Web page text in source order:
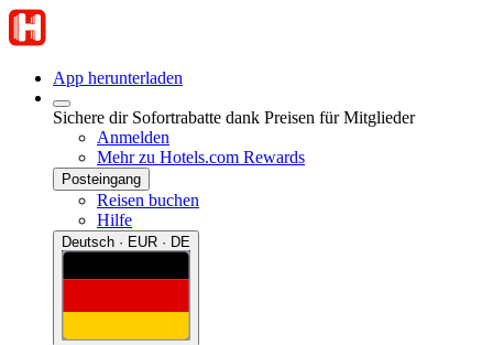
App herunterladen
Sichere dir Sofortrabatte dank Preisen für Mitglieder
Anmelden
Mehr zu Hotels.com Rewards
Posteingang
Reisen buchen
Hilfe
Deutsch · EUR · DE